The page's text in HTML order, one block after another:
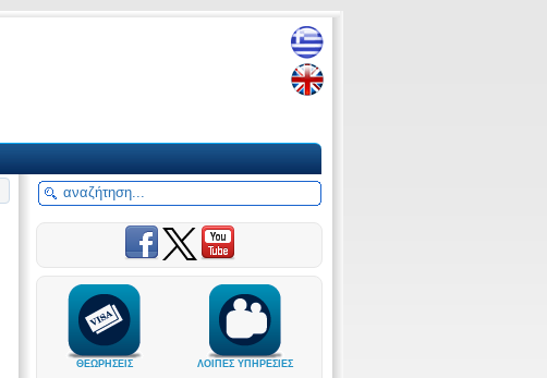
ΘΕΩΡΗΣΕΙΣ ΛΟΙΠΕΣ ΥΠΗΡΕΣΙΕΣ